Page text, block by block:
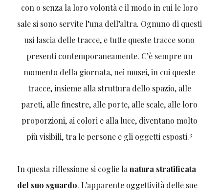
con o senza la loro volontà e il modo in cui le loro
sale si sono servite l’una dell’altra. Ognuno di questi
usi lascia delle tracce, e tutte queste tracce sono
presenti contemporaneamente. C’è sempre un
momento della giornata, nei musei, in cui queste
tracce, insieme alla struttura dello spazio, alle
pareti, alle finestre, alle porte, alle scale, alle loro
proporzioni, ai colori e alla luce, diventano molto
più visibili, tra le persone e gli oggetti esposti.3
In questa riflessione si coglie lanatura stratificata
del suo sguardo. L’apparente oggettività delle sue